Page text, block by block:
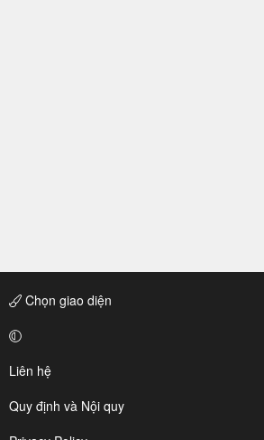
Chọn giao diện
Liên hệ
Quy định và Nội quy